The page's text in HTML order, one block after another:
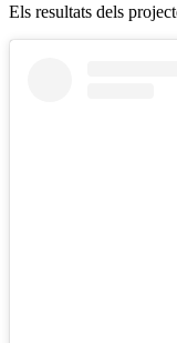
Els resultats dels